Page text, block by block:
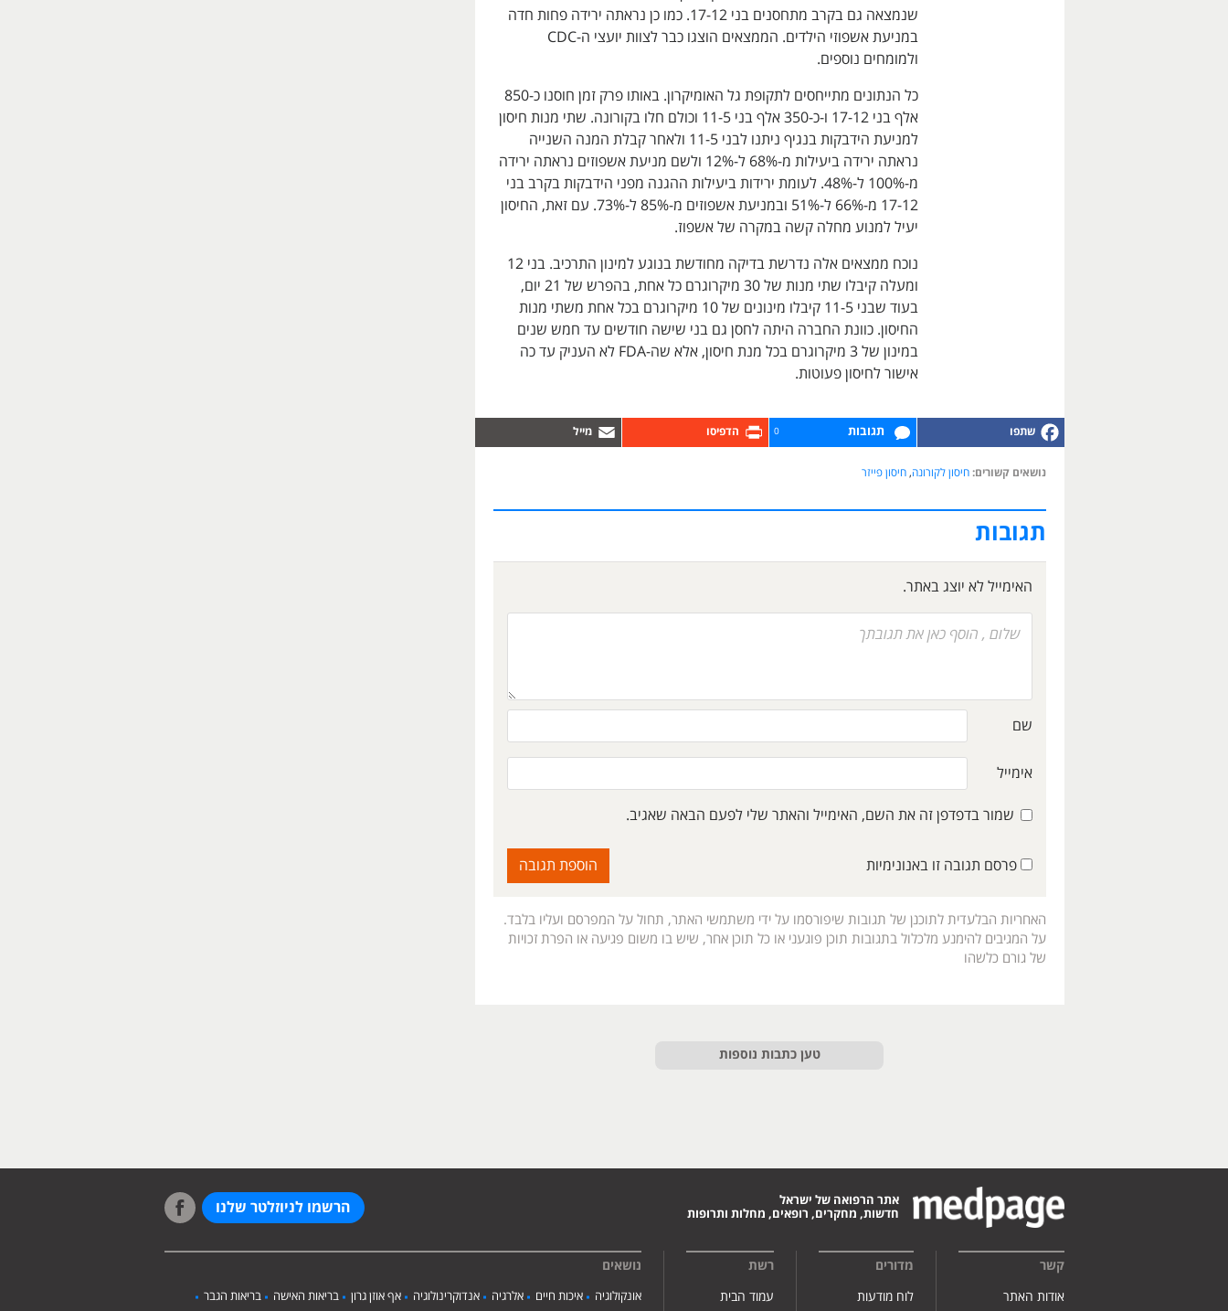
שנמצאה גם בקרב מתחסנים בני 17-12. כמו כן נראתה ירידה פחות חדה
במניעת אשפוזי הילדים. הממצאים הוצגו כבר לצוות יועצי ה-CDC
ולמומחים נוספים.
כל הנתונים מתייחסים לתקופת גל האומיקרון. באותו פרק זמן חוסנו כ-850
אלף בני 17-12 ו-כ-350 אלף בני 11-5 וכולם חלו בקורונה. שתי מנות חיסון
למניעת הידבקות בנגיף ניתנו לבני 11-5 ולאחר קבלת המנה השנייה
נראתה ירידה ביעילות מ-68% ל-12% ולשם מניעת אשפוזים נראתה ירידה
מ-100% ל-48%. לעומת ירידות ביעילות ההגנה מפני הידבקות בקרב בני
17-12 מ-66% ל-51% ובמניעת אשפוזים מ-85% ל-73%. עם זאת, החיסון
יעיל למנוע מחלה קשה במקרה של אשפוז.
נוכח ממצאים אלה נדרשת בדיקה מחודשת בנוגע למינון התרכיב. בני 12
ומעלה קיבלו שתי מנות של 30 מיקרוגרם כל אחת, בהפרש של 21 יום,
בעוד שבני 11-5 קיבלו מינונים של 10 מיקרוגרם בכל אחת משתי מנות
החיסון. כוונת החברה היתה לחסן גם בני שישה חודשים עד חמש שנים
במינון של 3 מיקרוגרם בכל מנת חיסון, אלא שה-FDA לא העניק עד כה
אישור לחיסון פעוטות.
תגובות 0
נושאים קשורים: חיסון לקורונה,חיסון פייזר
תגובות
האימייל לא יוצג באתר.
שם
אימייל
שמור בדפדפן זה את השם, האימייל והאתר שלי לפעם הבאה שאגיב.
פרסם תגובה זו באנונימיות
האחריות הבלעדית לתוכנן של תגובות שיפורסמו על ידי משתמשי האתר, תחול על המפרסם ועליו בלבד.
על המגיבים להימנע מלכלול בתגובות תוכן פוגעני או כל תוכן אחר, שיש בו משום פגיעה או הפרת זכויות
של גורם כלשהו
טען כתבות נוספות
אתר הרפואה של ישראל
חדשות, מחקרים, רופאים, מחלות ותרופות
הרשמו לניוזלטר שלנו
קשר
אודות האתר
מדורים
לוח מודעות
רשת
עמוד הבית
נושאים
אונקולוגיה איכות חיים אלרגיה אנדוקרינולוגיה אף אוזן גרון בריאות האישה בריאות הגבר